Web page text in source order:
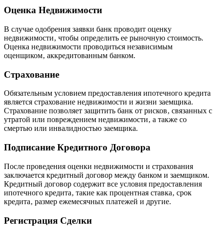
Оценка Недвижимости
В случае одобрения заявки банк проводит оценку
недвижимости‚ чтобы определить ее рыночную стоимость.
Оценка недвижимости проводиться независимым
оценщиком‚ аккредитованным банком.
Страхование
Обязательным условием предоставления ипотечного кредита
является страхование недвижимости и жизни заемщика.
Страхование позволяет защитить банк от рисков‚ связанных с
утратой или повреждением недвижимости‚ а также со
смертью или инвалидностью заемщика.
Подписание Кредитного Договора
После проведения оценки недвижимости и страхования
заключается кредитный договор между банком и заемщиком.
Кредитный договор содержит все условия предоставления
ипотечного кредита‚ такие как процентная ставка‚ срок
кредита‚ размер ежемесячных платежей и другие.
Регистрация Сделки